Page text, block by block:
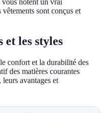
sont conçus et
et les styles
confort et la durabilité des
des matières courantes
avantages et